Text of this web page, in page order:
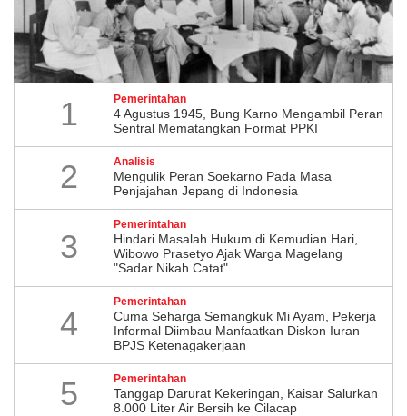
1 Pemerintahan
4 Agustus 1945, Bung Karno Mengambil Peran
Sentral Mematangkan Format PPKI
2 Analisis
Mengulik Peran Soekarno Pada Masa
Penjajahan Jepang di Indonesia
3
Pemerintahan
Hindari Masalah Hukum di Kemudian Hari,
Wibowo Prasetyo Ajak Warga Magelang
"Sadar Nikah Catat"
4
Pemerintahan
Cuma Seharga Semangkuk Mi Ayam, Pekerja
Informal Diimbau Manfaatkan Diskon Iuran
BPJS Ketenagakerjaan
5 Pemerintahan
Tanggap Darurat Kekeringan, Kaisar Salurkan
8.000 Liter Air Bersih ke Cilacap